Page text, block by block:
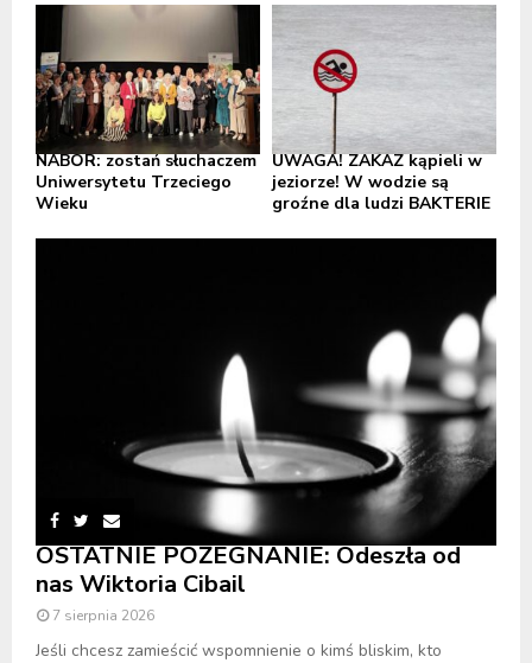
NABÓR: zostań słuchaczem
Uniwersytetu Trzeciego
Wieku
UWAGA! ZAKAZ kąpieli w
jeziorze! W wodzie są
groźne dla ludzi BAKTERIE
OSTATNIE POŻEGNANIE: Odeszła od
nas Wiktoria Cibail
7 sierpnia 2026
Jeśli chcesz zamieścić wspomnienie o kimś bliskim, kto